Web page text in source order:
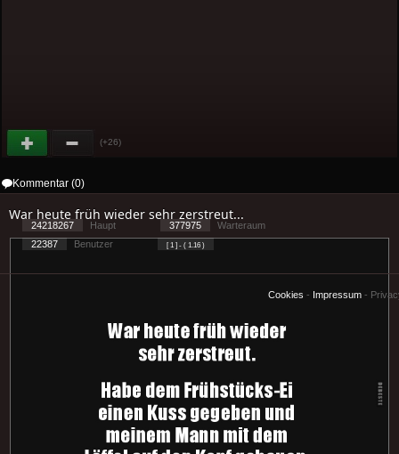
(+26)
Kommentar (0)
War heute früh wieder sehr zerstreut...
24218267 Haupt 377975
Warteraum
22387
Benutzer [ 1 ] - ( 1.16 )
Cookies - Impressum -